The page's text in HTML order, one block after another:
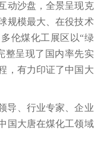
动沙盘，全景呈现克
规模最大、在役技术
伦煤化工展区以“绿
整呈现了国内率先实
，有力印证了中国大
导、行业专家、企业
国大唐在煤化工领域